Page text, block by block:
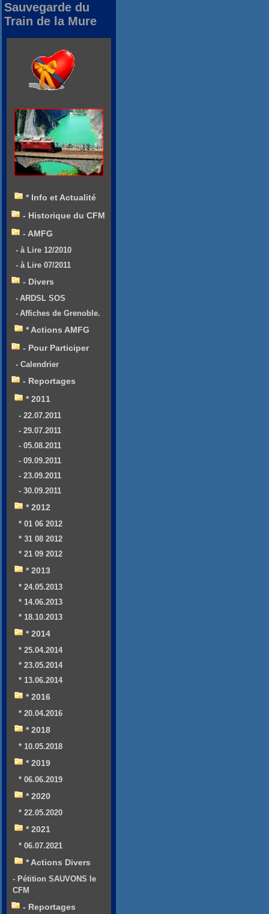
Sauvegarde du
Train de la Mure
* Info et Actualité
- Historique du CFM
- AMFG
- à Lire 12/2010
- à Lire 07/2011
- Divers
- ARDSL SOS
- Affiches de Grenoble.
* Actions AMFG
- Pour Participer
- Calendrier
- Reportages
* 2011
- 22.07.2011
- 29.07.2011
- 05.08.2011
- 09.09.2011
- 23.09.2011
- 30.09.2011
* 2012
* 01 06 2012
* 31 08 2012
* 21 09 2012
* 2013
* 24.05.2013
* 14.06.2013
* 18.10.2013
* 2014
* 25.04.2014
* 23.05.2014
* 13.06.2014
* 2016
* 20.04.2016
* 2018
* 10.05.2018
* 2019
* 06.06.2019
* 2020
* 22.05.2020
* 2021
* 06.07.2021
* Actions Divers
- Pétition SAUVONS le
CFM
- Reportages